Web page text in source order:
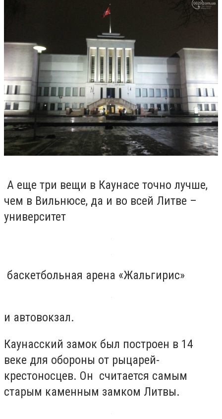
А еще три вещи в Каунасе точно лучше,
чем в Вильнюсе, да и во всей Литве –
университет
баскетбольная арена «Жальгирис»
и автовокзал.
Каунасский замок был построен в 14
веке для обороны от рыцарей-
крестоносцев. Он считается самым
старым каменным замком Литвы.